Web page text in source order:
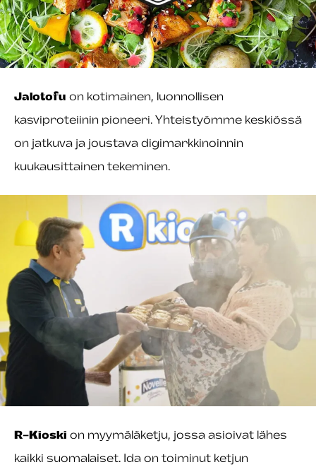
Jalotofu on kotimainen, luonnollisen
kasviproteiinin pioneeri. Yhteistyömme keskiössä
on jatkuva ja joustava digimarkkinoinnin
kuukausittainen tekeminen.
R-Kioski on myymäläketju, jossa asioivat lähes
kaikki suomalaiset. Ida on toiminut ketjun